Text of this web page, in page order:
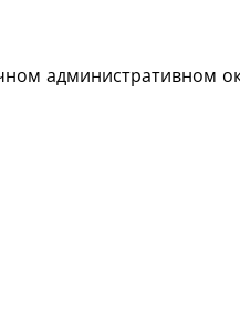
административном